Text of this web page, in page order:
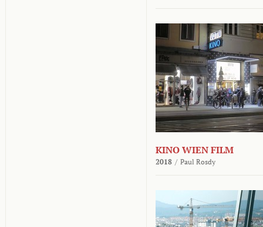
KINO WIEN FILM
2018 / Paul Rosdy